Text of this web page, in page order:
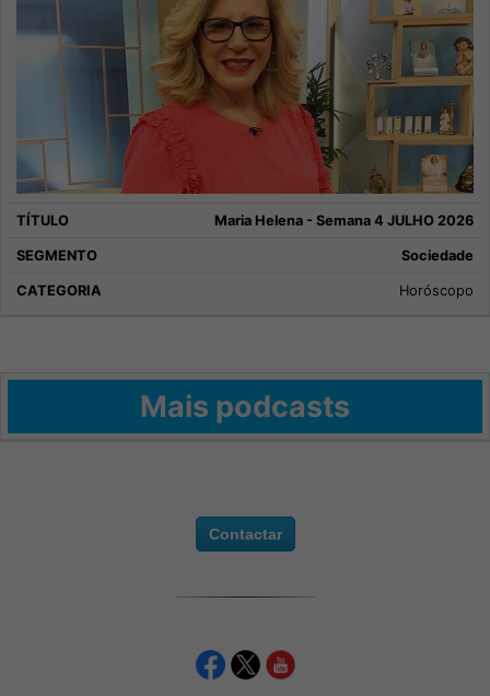
Maria Helena - Semana 4 JULHO 2026
Sociedade
Horóscopo
Mais podcasts
Contactar